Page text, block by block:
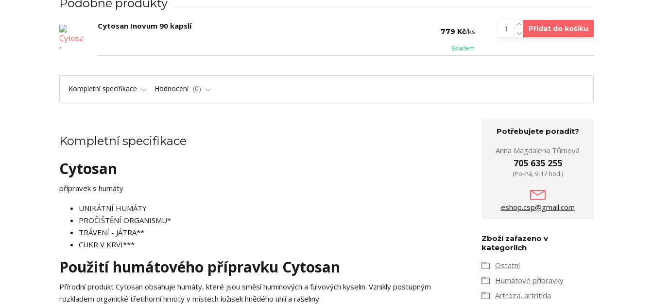
Podobné produkty
Cytosan Inovum 90 kapslí
779 Kč/ks
Skladem
Přidat do košíku
Kompletní specifikace Hodnocení 0
Kompletní specifikace
Cytosan
přípravek s humáty
UNIKÁTNÍ HUMÁTY
PROČIŠTĚNÍ ORGANISMU*
TRÁVENÍ - JÁTRA**
CUKR V KRVI***
Použití humátového přípravku Cytosan
Přírodní produkt Cytosan obsahuje humáty, které jsou směsí huminových a fulvových kyselin. Vznikly postupným
rozkladem organické třetihorní hmoty v místech ložisek hnědého uhlí a rašeliny.
Potřebujete poradit?
Anna Magdalena Tůmová
705 635 255
(Po-Pá, 9-17 hod.)
eshop.csp@gmail.com
Zboží zařazeno v
kategoriích
Ostatní
Humátové přípravky
Artróza, artritida